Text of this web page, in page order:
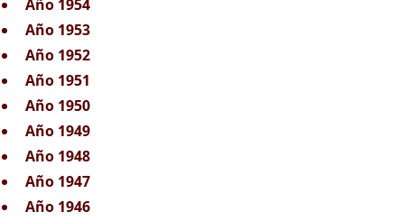
Año 1954
Año 1953
Año 1952
Año 1951
Año 1950
Año 1949
Año 1948
Año 1947
Año 1946